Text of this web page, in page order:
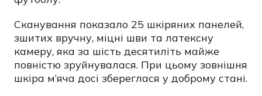
Сканування показало 25 шкіряних панелей,
зшитих вручну, міцні шви та латексну
камеру, яка за шість десятиліть майже
повністю зруйнувалася. При цьому зовнішня
шкіра м’яча досі збереглася у доброму стані.